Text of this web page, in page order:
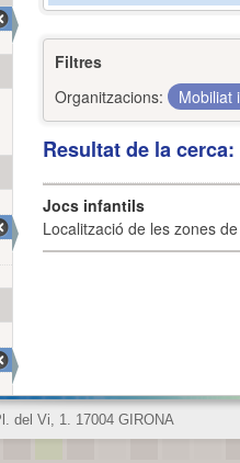
Filtres
Organitzacions:
Mobiliat
Resultat de la
Jocs infantils
Localització de les zones
del Vi, 1. 17004 GIRONA